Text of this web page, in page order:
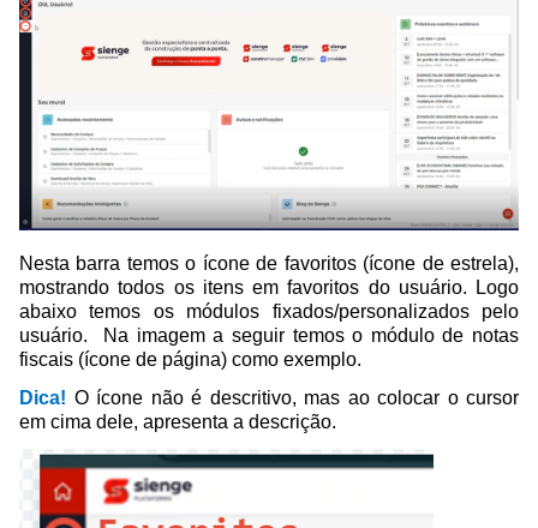
Nesta barra temos o ícone de favoritos (ícone de estrela),
mostrando todos os itens em favoritos do usuário. Logo
abaixo temos os módulos fixados/personalizados pelo
usuário. Na imagem a seguir temos o módulo de notas
fiscais (ícone de página) como exemplo.
Dica! O ícone não é descritivo, mas ao colocar o cursor
em cima dele, apresenta a descrição.